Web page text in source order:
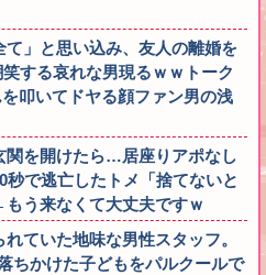
」と思い込み、友人の離婚を
する哀れな男現るｗｗトーク
叩いてドヤる顔ファン男の浅
関を開けたら…居座りアポなし
秒で逃亡したトメ「捨てないと
う来なくて大丈夫ですｗ
ていた地味な男性スタッフ。
ちかけた子どもをパルクールで